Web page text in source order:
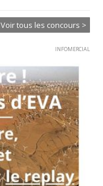
Voir tous les concours >
INFOMERCIAL